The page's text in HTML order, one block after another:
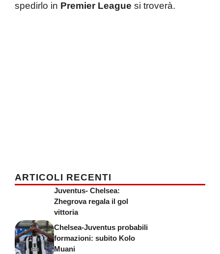
spedirlo in Premier League si troverà.
ARTICOLI RECENTI
Juventus- Chelsea:
Zhegrova regala il gol
vittoria
Chelsea-Juventus probabili
formazioni: subito Kolo
Muani